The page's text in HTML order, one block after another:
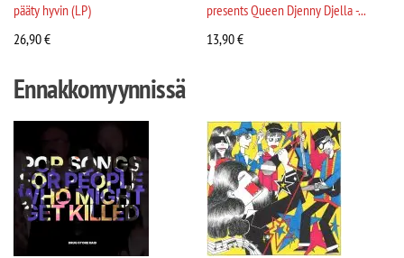
pääty hyvin (LP)
26,90€
presents Queen Djenny Djella -...
13,90€
Ennakkomyynnissä